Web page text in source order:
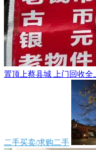
置顶 上蔡县城 上门回收
二手买卖/求购二手